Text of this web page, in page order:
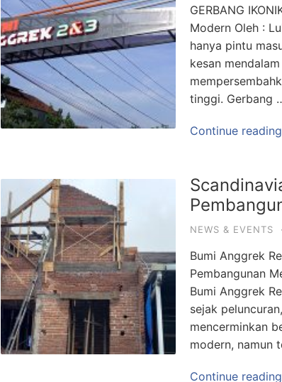
GERBANG
Modern Oleh :
hanya pintu
kesan
tinggi. Gerbang
Continue
NEWS & EVENTS ·
Bumi Anggrek
Pembangunan
Bumi Anggrek
sejak
mencerminkan
modern, namun
Continue